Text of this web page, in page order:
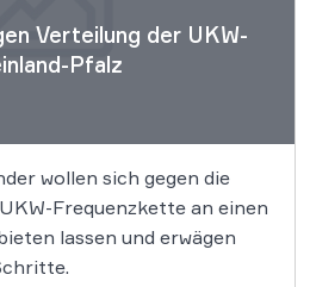
Verteilung der UKW-
Pfalz
wollen sich gegen die
Frequenzkette an einen
lassen und erwägen